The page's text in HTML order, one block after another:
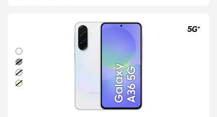
Blanc
Noir
Lavande
Lime